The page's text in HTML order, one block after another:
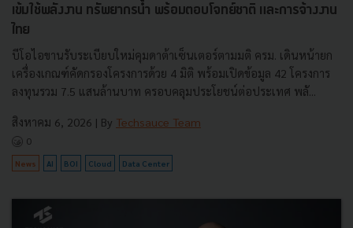
เข้มใช้พลังงาน ทรัพยากรน้ำ พร้อมตอบโจทย์ชาติ และการจ้างงาน
ไทย
บีโอไอขานรับระเบียบใหม่คุมดาต้าเซ็นเตอร์ตามมติ ครม. เดินหน้ายก
เครื่องเกณฑ์คัดกรองโครงการด้วย 4 มิติ พร้อมเปิดข้อมูล 42 โครงการ
ลงทุนรวม 7.5 แสนล้านบาท ครอบคลุมประโยชน์ต่อประเทศ พลั...
สิงหาคม 6, 2026 | By Techsauce Team
0
News AI BOI Cloud Data Center